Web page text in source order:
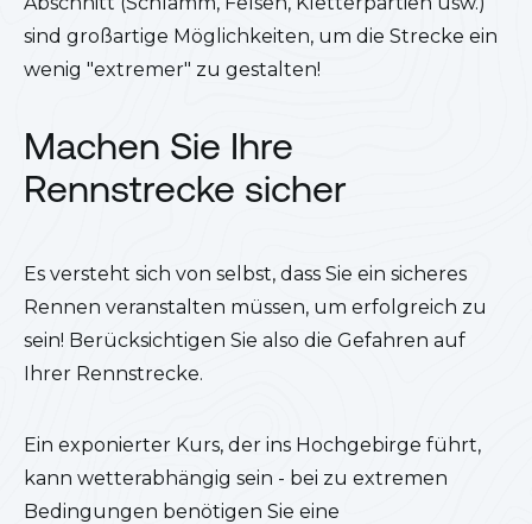
sind großartige Möglichkeiten, um die Strecke ein
wenig "extremer" zu gestalten!
Machen Sie Ihre
Rennstrecke sicher
Es versteht sich von selbst, dass Sie ein sicheres
Rennen veranstalten müssen, um erfolgreich zu
sein! Berücksichtigen Sie also die Gefahren auf
Ihrer Rennstrecke.
Ein exponierter Kurs, der ins Hochgebirge führt,
kann wetterabhängig sein - bei zu extremen
Bedingungen benötigen Sie eine